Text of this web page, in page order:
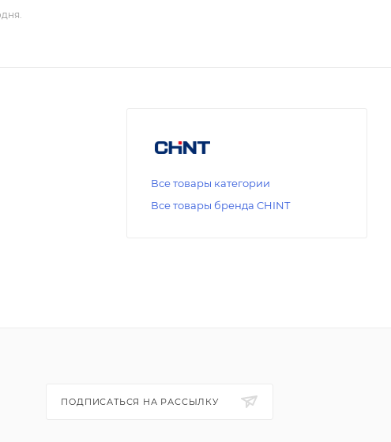
Все товары категории
Все товары бренда CHINT
ПОДПИСАТЬСЯ НА РАССЫЛКУ